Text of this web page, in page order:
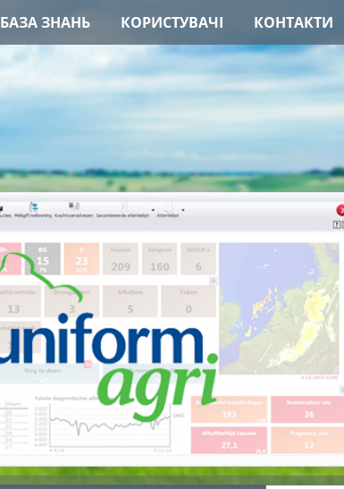
БАЗА ЗНАНЬ КОРИСТУВАЧІ КОНТАКТИ